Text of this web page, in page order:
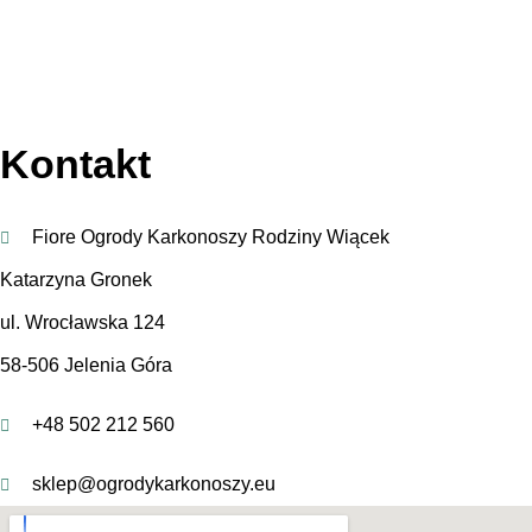
Kontakt
Fiore Ogrody Karkonoszy Rodziny Wiącek
Katarzyna Gronek
ul. Wrocławska 124
58-506 Jelenia Góra
+48 502 212 560
sklep@ogrodykarkonoszy.eu